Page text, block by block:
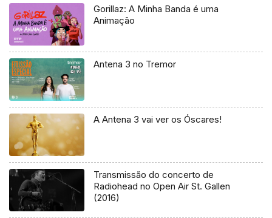
Gorillaz: A Minha Banda é uma
Animação
Antena 3 no Tremor
A Antena 3 vai ver os Óscares!
Transmissão do concerto de
Radiohead no Open Air St. Gallen
(2016)